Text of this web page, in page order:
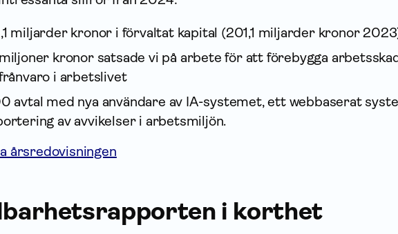
miljarder kronor i förvaltat kapital (201,1 miljarder kronor
kronor satsade vi på arbete för att förebygga
i arbetslivet
avtal med nya användare av IA-systemet, ett webbaserat
av avvikelser i arbetsmiljön.
årsredovisningen
i korthet